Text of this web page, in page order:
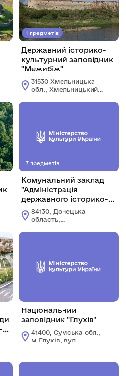
1 предметів
Державний історико-
культурний заповідник
"Межибіж"
31530 Хмельницька
обл., Хмельницький
7 предметів
Комунальний заклад
"Адміністрація
державного історико-
архітектурного
заповідника у м.
84130, Донецька
область,
корпус 20
Національний
заповідник "Глухів"
41400, Сумська обл.,
м.Глухів, вул.